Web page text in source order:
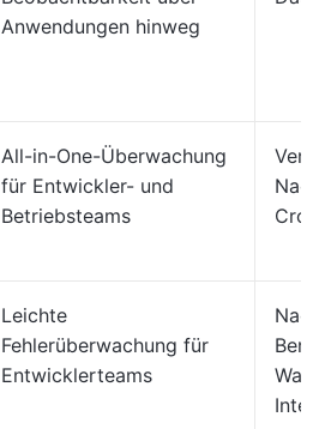
Anwendungen hinweg
All-in-One-Überwachung
für Entwickler- und
Betriebsteams
Leichte
Fehlerüberwachung für
Entwicklerteams